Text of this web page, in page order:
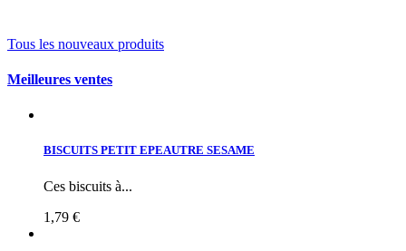
Tous les nouveaux produits
Meilleures ventes
BISCUITS PETIT EPEAUTRE SESAME
Ces biscuits à...
1,79 €